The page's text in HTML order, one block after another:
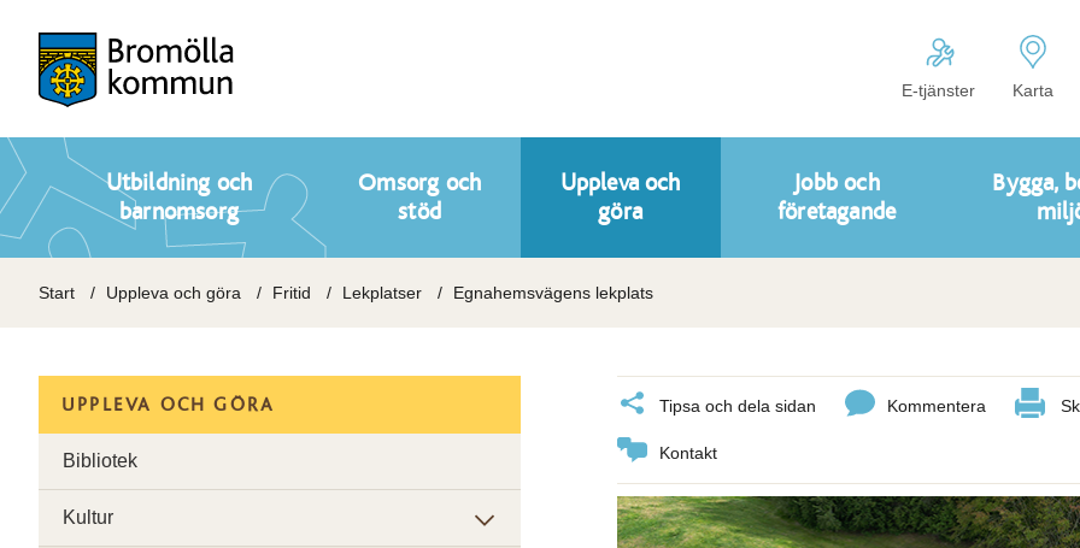
E-tjänster Karta
Utbildning och
barnomsorg
Omsorg och
stöd
Uppleva och
göra
Jobb och
företagande
Bygga,
Start Uppleva och göra Fritid Lekplatser Egnahemsvägens lekplats
Tipsa och dela sidan Kommentera
Kontakt
UPPLEVA OCH GÖRA
Bibliotek
Kultur